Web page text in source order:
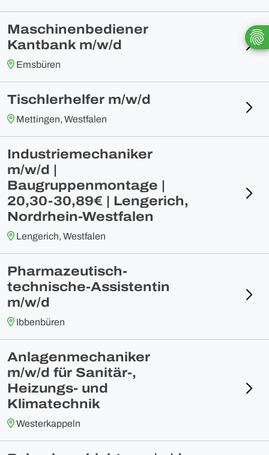
Maschinenbediener
Kantbank m/w/d
Emsbüren
Tischlerhelfer m/w/d
Mettingen, Westfalen
Industriemechaniker
m/w/d |
Baugruppenmontage |
20,30-30,89€ | Lengerich,
Nordrhein-Westfalen
Lengerich, Westfalen
Pharmazeutisch-
technische-Assistentin
m/w/d
Ibbenbüren
Anlagenmechaniker
m/w/d für Sanitär-,
Heizungs- und
Klimatechnik
Westerkappeln